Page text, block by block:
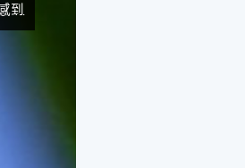
到
小